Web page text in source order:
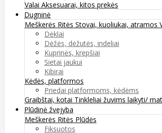
Valai Aksesuarai, kitos prekės
Dugninė
Meškerės Ritės Stovai, kuoliukai, atramos
Dėklai
Dėžės, dėžutės, indeliai
Kuprinės, krepšiai
Sietai jaukui
Kibirai
Kėdės, platformos
Priedai platformoms, kėdėms
Graibštai, kotai Tinkleliai žuvims laikyti/
Plūdinė žvejyba
Meškerės Ritės Plūdės
Fiksuotos